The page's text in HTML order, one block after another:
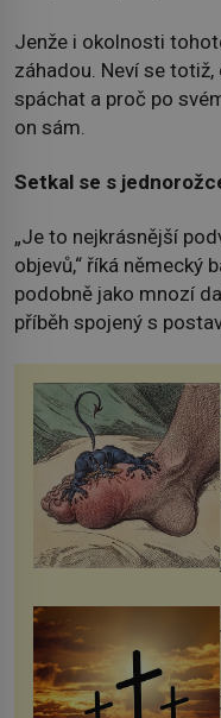
Jenže i okolnosti
záhadou. Neví se
spáchat a proč po
on sám.
Setkal se s
„Je to nejkrásnější
objevů,“ říká německý
podobně jako mnozí
příběh spojený s